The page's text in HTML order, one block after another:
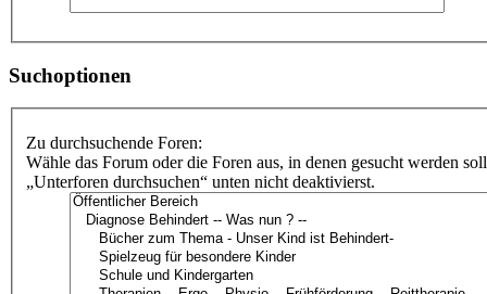
Suchoptionen
Zu durchsuchende Foren:
Wähle das Forum oder die Foren aus, in denen gesucht werden
„Unterforen durchsuchen“ unten nicht deaktivierst.